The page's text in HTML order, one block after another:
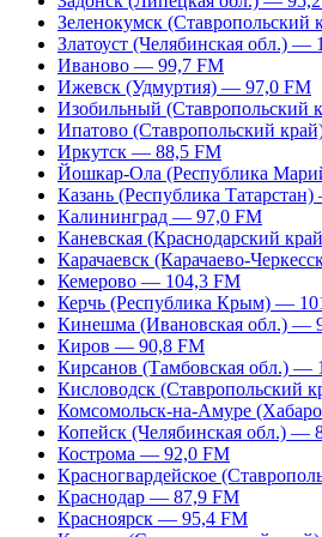
Зеленокумск
Златоуст (Челябинская обл.) —
Иваново — 99,7 FM
Ижевск (Удмуртия) — 97,0 FM
Изобильный (Ставропольский
Ипатово (Ставропольский
Иркутск — 88,5 FM
Йошкар-Ола (Республика
Казань (Республика
Калининград — 97,0 FM
Каневская (Краснодарский
Карачаевск (Карачаево-
Кемерово — 104,3 FM
Керчь (Республика Крым) —
Кинешма (Ивановская обл.) —
Киров — 90,8 FM
Кирсанов (Тамбовская обл.) —
Кисловодск (Ставропольский
Комсомольск-на-Амуре
Копейск (Челябинская обл.) —
Кострома — 92,0 FM
Красногвардейское
Краснодар — 87,9 FM
Красноярск — 95,4 FM